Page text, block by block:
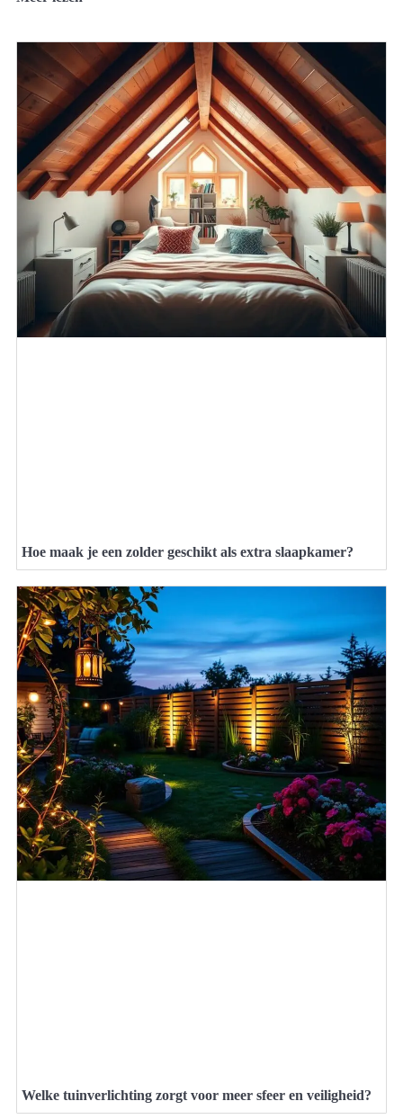
Hoe maak je een zolder geschikt als extra slaapkamer?
Welke tuinverlichting zorgt voor meer sfeer en veiligheid?